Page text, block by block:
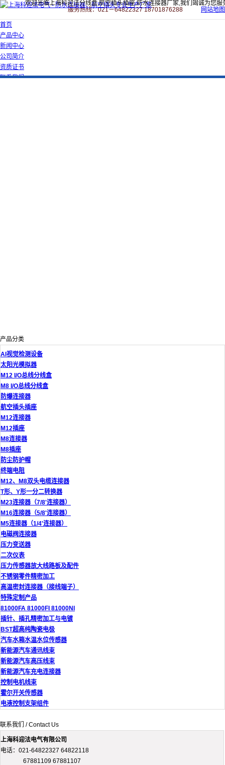
欢迎光临上海科迎法分线盒,航空插头插座,防水连接器厂家,我们竭诚为您服
服务热线：021－64822327 18701876288
网站地图
首页
产品中心
新闻中心
公司简介
资质证书
联系我们
产品分类
AI视觉检测设备
太阳光模拟器
M12 I/O总线分线盒
M8 I/O总线分线盒
防爆连接器
航空插头插座
M12连接器
M12插座
M8连接器
M8插座
防尘防护帽
终端电阻
M12、M8双头电缆连接器
T形、Y形一分二转换器
M23连接器（7/8'连接器）
M16连接器（5/8'连接器）
M5连接器（1/4'连接器）
电磁阀连接器
压力变送器
二次仪表
压力传感器放大线路板及配件
不锈钢零件精密加工
高温密封连接器（接线端子）
特殊定制产品
81000FA 81000FI 81000NI
插针、插孔精密加工与电镀
BST超高纯陶瓷电极
汽车水箱水温水位传感器
新能源汽车通讯线束
新能源汽车高压线束
新能源汽车充电连接器
控制电机线束
霍尔开关传感器
电液控制支架组件
联系我们 / Contact Us
上海科迎法电气有限公司
电话：021-64822327 64822118
67881109 67881107